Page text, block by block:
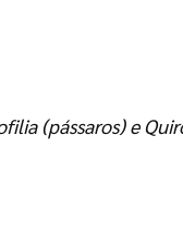
(pássaros) e